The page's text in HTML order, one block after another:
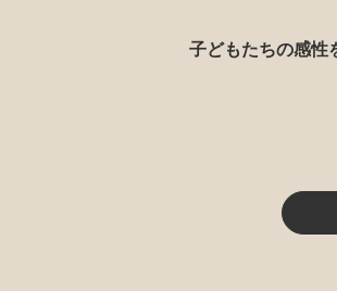
子どもたちの感性